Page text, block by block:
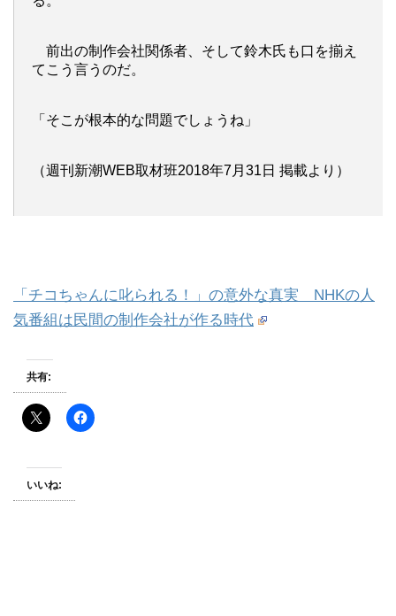
前出の制作会社関係者、そして鈴木氏も口を揃え
てこう言うのだ。
「そこが根本的な問題でしょうね」
（週刊新潮WEB取材班2018年7月31日 掲載より）
「チコちゃんに叱られる！」の意外な真実 NHKの人
気番組は民間の制作会社が作る時代
共有:
いいね: